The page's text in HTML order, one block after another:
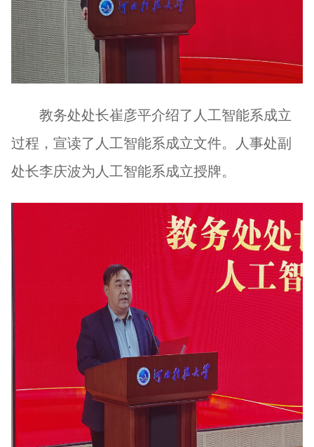
教务处处长崔彦平介绍了人工智能系成立
过程，宣读了人工智能系成立文件。人事处副
处长李庆波为人工智能系成立授牌。